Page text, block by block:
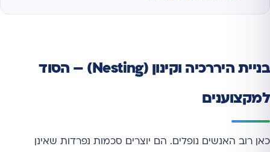
בניית היררכיה וקינון (Nesting) – הסוד
למקצוענים
כאן רוב האנשים נופלים. הם יוצרים סכמות נפרדות שאינן